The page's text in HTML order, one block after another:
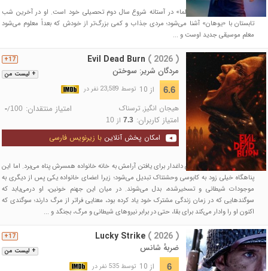
در دبیرستان روزنهولم، «سلما» در آستانه شروع سال دوم تحصیلی خود است. او در آخرین شب
تابستان با «یوهان» آشنا می‌شود؛ مردی جذاب و کمی بزرگ‌تر از خودش که بعداً معلوم می‌شود
معلم موسیقی جدید اوست و ...
+ لیست من
17+ Evil Dead Burn ( 2026 )
مردگان شریر: سوختن
6.6 از 10 توسط 23,589 نفر در
هیجان انگیز, ترسناک امتیاز منتقدان: -/100
امتیاز کاربران: 7.3از 10
امکان پخش آنلاین با زیرنویس فارسی
پس از مرگ همسرش، زنی داغدار برای یافتن آرامش به خانه خانواده همسرش پناه می‌برد. اما این
پناهگاه خیلی زود به کابوسی وحشتناک تبدیل می‌شود؛ زیرا اعضای خانواده یکی پس از دیگری به
موجودات شیطانی و تسخیرشده، بدل می‌شوند. در میان این جهنم خونین، او درمی‌یابد که
سوگندهایی که در زمان زندگی مشترک خود یاد کرده بود، معنایی فراتر از مرگ دارند؛ سوگندی که
اکنون او را وادار می‌کند برای بقا، حتی در برابر نیروهای شیطانی و مرگ، بجنگد و ...
+ لیست من
17+ Lucky Strike ( 2026 )
ضربهٔ شانس
6 از 10 توسط 535 نفر در